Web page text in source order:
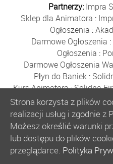
Partnerzy: Impra
Sklep dla Animatora :
Ogłoszenia :
Darmowe Ogłoszenia :
Ogłoszenia :
Darmowe Ogłoszenia
Płyn do Baniek:
Kurs Animatora:Solidna
Animator
Bezpłatne Ogłoszenia
Bańki Mydlane:
Szkolenie Animatorów:
Kurs Animatora
Kurs Animatora Poznań:
Strona korzysta z plików
realizacji usług i zgodnie z
Możesz określić warunki
lub dostępu do plików
przeglądarce. Polityka